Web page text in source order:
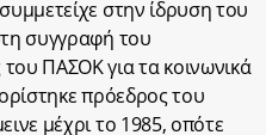
στην ίδρυση του
συγγραφή του
ΠΑΣΟΚ για τα κοινωνικά
πρόεδρος του
μέχρι το 1985, οπότε